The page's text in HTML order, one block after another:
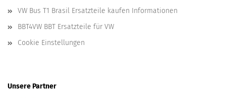
VW Bus T1 Brasil Ersatzteile kaufen Informationen
BBT4VW BBT Ersatzteile für VW
Cookie Einstellungen
Unsere Partner